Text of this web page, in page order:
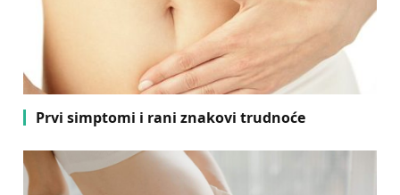
Prvi simptomi i rani znakovi trudnoće